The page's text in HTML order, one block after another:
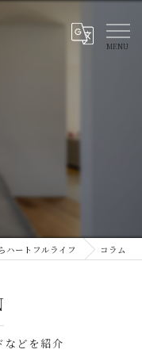
ハートフルライフ コラム
などを紹介